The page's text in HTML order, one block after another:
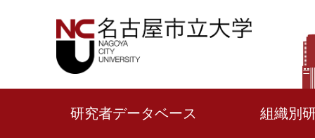
研究者データベース 組織別